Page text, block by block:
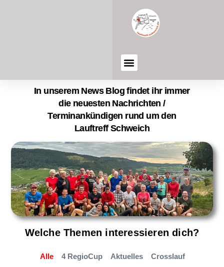
In unserem News Blog findet ihr immer
die neuesten Nachrichten /
Terminankündigen rund um den
Lauftreff Schweich
Welche Themen interessieren dich?
4 RegioCup Aktuelles
Crosslauf
Alle